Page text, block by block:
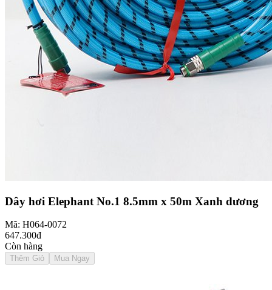
Dây hơi Elephant No.1 8.5mm x 50m Xanh dương
Mã: H064-0072
647.300đ
Còn hàng
Thêm Giỏ Mua Ngay